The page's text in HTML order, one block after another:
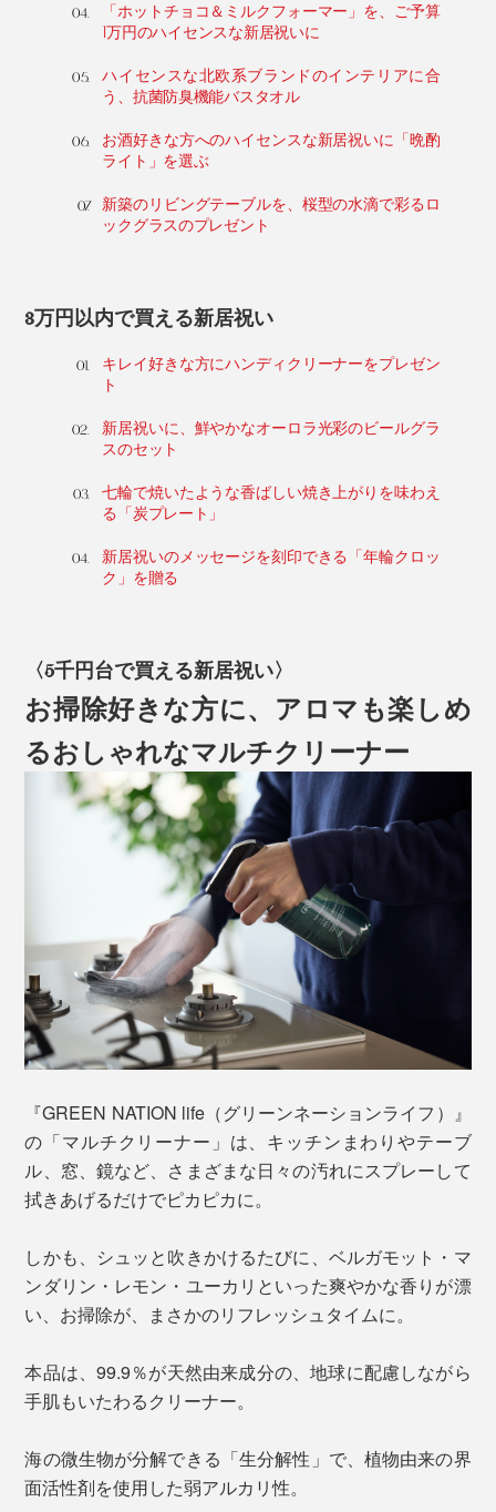
「ホットチョコ＆ミルクフォーマー」を、ご予算
1万円のハイセンスな新居祝いに
ハイセンスな北欧系ブランドのインテリアに合
う、抗菌防臭機能バスタオル
お酒好きな方へのハイセンスな新居祝いに「晩酌
ライト」を選ぶ
新築のリビングテーブルを、桜型の水滴で彩るロ
ックグラスのプレゼント
3万円以内で買える新居祝い
キレイ好きな方にハンディクリーナーをプレゼン
ト
新居祝いに、鮮やかなオーロラ光彩のビールグラ
スのセット
七輪で焼いたような香ばしい焼き上がりを味わえ
る「炭プレート」
新居祝いのメッセージを刻印できる「年輪クロッ
ク」を贈る
〈5千円台で買える新居祝い〉
お掃除好きな方に、アロマも楽しめ
るおしゃれなマルチクリーナー
『GREEN NATION life（グリーンネーションライフ）』
の「マルチクリーナー」は、キッチンまわりやテーブ
ル、窓、鏡など、さまざまな日々の汚れにスプレーして
拭きあげるだけでピカピカに。
しかも、シュッと吹きかけるたびに、ベルガモット・マ
ンダリン・レモン・ユーカリといった爽やかな香りが漂
い、お掃除が、まさかのリフレッシュタイムに。
本品は、99.9％が天然由来成分の、地球に配慮しながら
手肌もいたわるクリーナー。
海の微生物が分解できる「生分解性」で、植物由来の界
面活性剤を使用した弱アルカリ性。